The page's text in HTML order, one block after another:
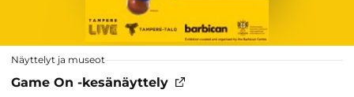
Näyttelyt ja museot
Game On -kesänäyttely